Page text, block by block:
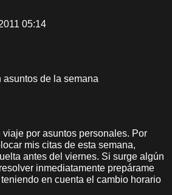
05:14
asuntos de la semana
por asuntos personales. Por
mis citas de esta semana,
antes del viernes. Si surge algún
inmediatamente prepárame
en cuenta el cambio horario